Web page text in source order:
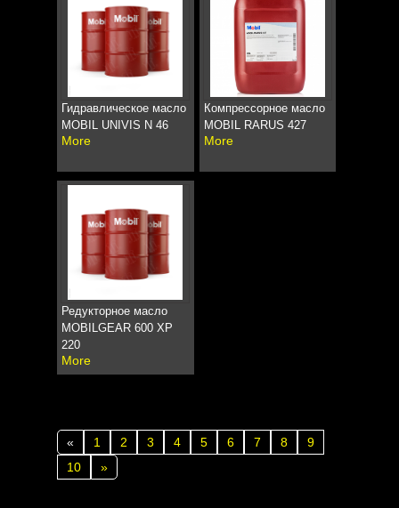
Гидравлическое масло
MOBIL UNIVIS N 46
More
Компрессорное масло
MOBIL RARUS 427
More
Редукторное масло
MOBILGEAR 600 XP
220
More
« 1 2 3 4 5 6 7 8
9
10
»